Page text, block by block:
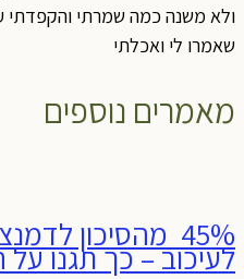
ולא משנה כמה שמרתי והקפדתי
שאמרו לי ואכלתי
מאמרים נוספים
45% מהסיכון
לעיכוב – כך תגנו על